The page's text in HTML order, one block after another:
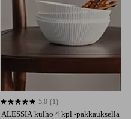
ALESSIA kulho 4 kpl -pakkauksella
5,0 perustuen 1 arvosanaan
5,0 (1)